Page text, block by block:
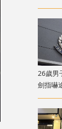
26歲男
劍指嚇
武器被